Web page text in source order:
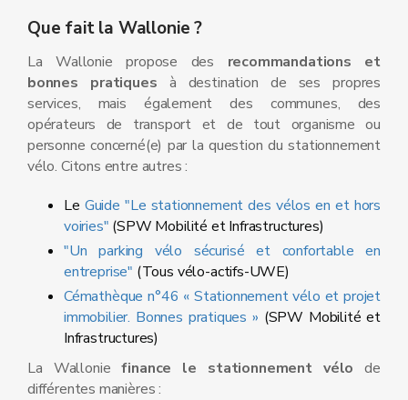
Que fait la Wallonie ?
La Wallonie propose des recommandations et
bonnes pratiques à destination de ses propres
services, mais également des communes, des
opérateurs de transport et de tout organisme ou
personne concerné(e) par la question du stationnement
vélo. Citons entre autres :
Le Guide "Le stationnement des vélos en et hors
voiries" (SPW Mobilité et Infrastructures)
"Un parking vélo sécurisé et confortable en
entreprise" (Tous vélo-actifs-UWE)
Cémathèque n°46 « Stationnement vélo et projet
immobilier. Bonnes pratiques » (SPW Mobilité et
Infrastructures)
La Wallonie finance le stationnement vélo de
différentes manières :